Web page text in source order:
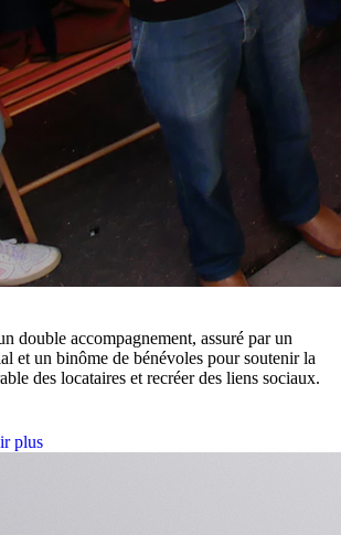
double accompagnement, assuré par un
et un binôme de bénévoles pour soutenir la
des locataires et recréer des liens sociaux.
plus